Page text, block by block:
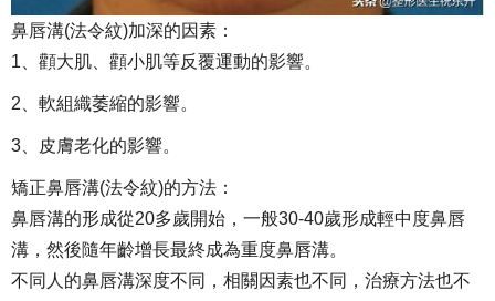
鼻唇溝(法令紋)加深的因素：
1、顴大肌、顴小肌等反覆運動的影響。
2、軟組織萎縮的影響。
3、皮膚老化的影響。
矯正鼻唇溝(法令紋)的方法：
鼻唇溝的形成從20多歲開始，一般30-40歲形成輕中度鼻唇
溝，然後隨年齡增長最終成為重度鼻唇溝。
不同人的鼻唇溝深度不同，相關因素也不同，治療方法也不